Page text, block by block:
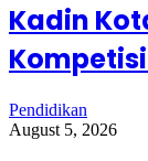
Kadin
Pendidikan
August 5, 2026